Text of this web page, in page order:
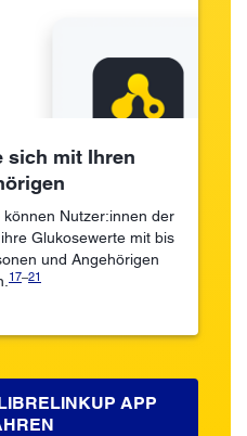
sich mit Ihren
Nutzer:innen der
ihre Glukosewerte mit bis
und Angehörigen
17–21
APP